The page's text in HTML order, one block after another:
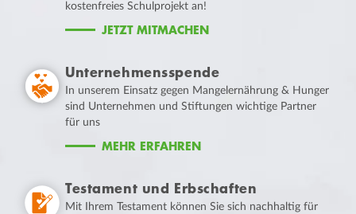
kostenfreies Schulprojekt an!
JETZT MITMACHEN
Unternehmensspende
In unserem Einsatz gegen Mangelernährung & Hunger
sind Unternehmen und Stiftungen wichtige Partner
für uns
MEHR ERFAHREN
Testament und Erbschaften
Mit Ihrem Testament können Sie sich nachhaltig für